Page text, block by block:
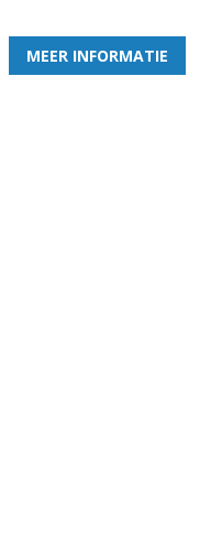
MEER INFORMATIE